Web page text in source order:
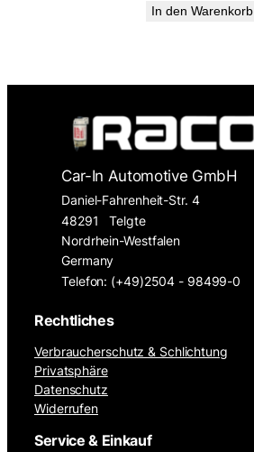
In den Warenkorb
Car-In Automotive GmbH
Daniel-Fahrenheit-Str. 4
48291
Telgte
Nordrhein-Westfalen
Germany
Telefon: (+49)2504 - 98499-0
Rechtliches
Verbraucherschutz & Schlichtung
Privatsphäre
Datenschutz
Widerrufen
Service & Einkauf